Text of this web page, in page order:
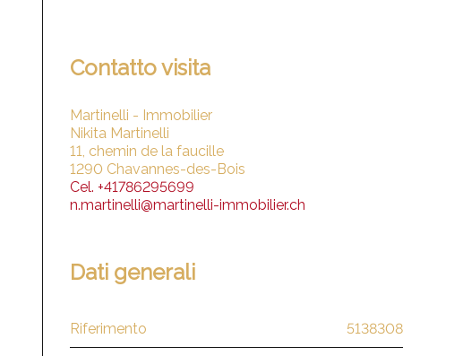
Contatto visita
Martinelli - Immobilier
Nikita Martinelli
11, chemin de la faucille
1290 Chavannes-des-Bois
Cel. +41786295699
n.martinelli@martinelli-immobilier.ch
Dati generali
Riferimento 5138308